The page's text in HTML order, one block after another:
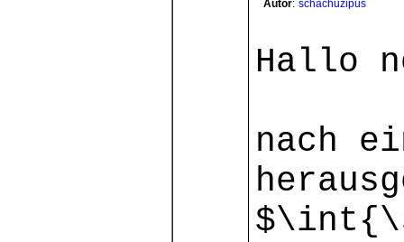
Autor: schachuzipus
Hallo
nach